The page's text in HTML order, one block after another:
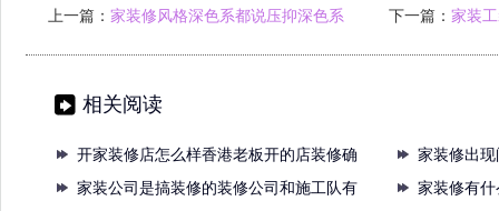
上一篇： 家装修风格深色系都说压抑深色系
家装可能比
下一篇： 家装
相关阅读
开家装修店怎么样香港老板开的店装修确
实非
家装修出
哪个
家装公司是搞装修的装修公司和施工队有
家装修有